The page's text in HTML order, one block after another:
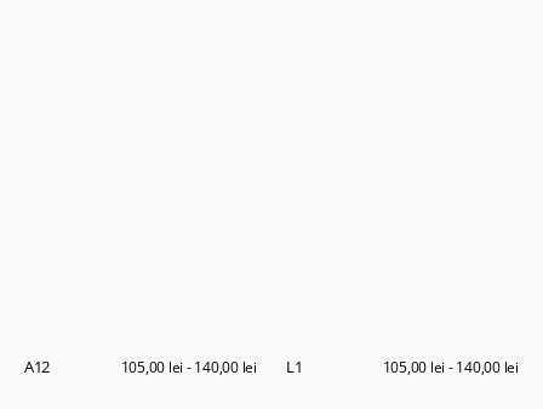
A12
Preț
105,00 lei - 140,00 lei L1
Preț
105,00 lei - 140,00 lei